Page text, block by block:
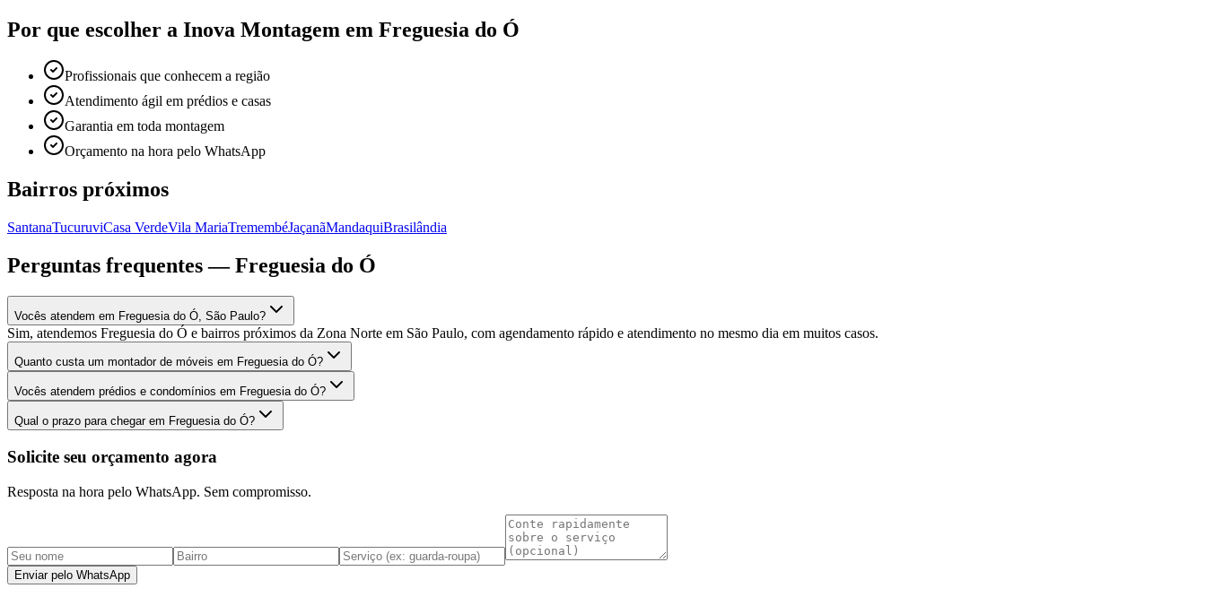
Por que escolher a Inova Montagem em Freguesia do Ó
Profissionais que conhecem a região
Atendimento ágil em prédios e casas
Garantia em toda montagem
Orçamento na hora pelo WhatsApp
Bairros próximos
SantanaTucuruviCasa VerdeVila MariaTremembéJaçanãMandaquiBrasilândia
Perguntas frequentes —Freguesia do Ó
Vocês atendem em Freguesia do Ó, São Paulo?
Sim, atendemos Freguesia do Ó e bairros próximos da Zona Norte em São Paulo, com agendamento rápido e atendimento no mesmo dia em muitos casos.
Quanto custa um montador de móveis em Freguesia do Ó?
Vocês atendem prédios e condomínios em Freguesia do Ó?
Qual o prazo para chegar em Freguesia do Ó?
Solicite seu orçamento agora
Resposta na hora pelo WhatsApp. Sem compromisso.
Enviar pelo WhatsApp